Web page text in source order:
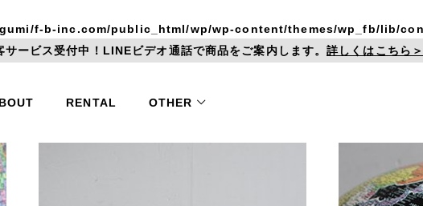
f-b-inc.com/public_html/wp/wp-content/themes/wp_fb/lib/
サービス受付中！LINEビデオ通話で商品をご案内します。詳しくはこちら＞
Furniture
その他家具
RENTAL OTHER